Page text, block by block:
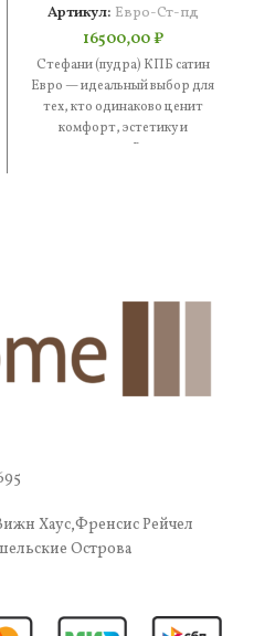
Артикул: Евро-Ст-пд
16500,00₽
Стефани (пудра) КПБ сатин
Евро — идеальный выбор для
тех, кто одинаково ценит
комфорт, эстетику и
практичность. В составе —
Хаус,Френсис Рейчел
Острова